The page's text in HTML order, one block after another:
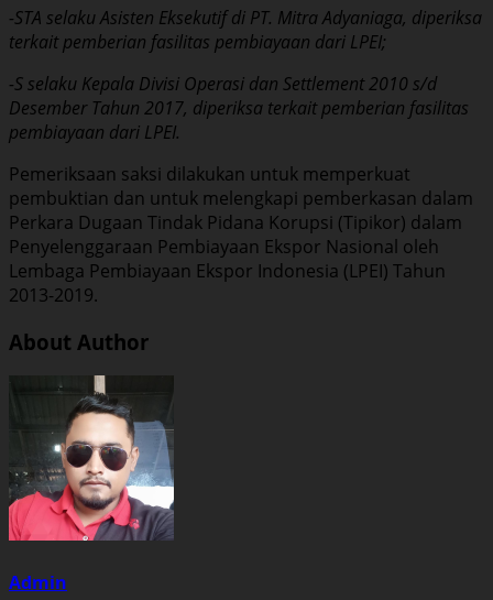
-STA selaku Asisten Eksekutif di PT. Mitra Adyaniaga, diperiksa
terkait pemberian fasilitas pembiayaan dari LPEI;
-S selaku Kepala Divisi Operasi dan Settlement 2010 s/d
Desember Tahun 2017, diperiksa terkait pemberian fasilitas
pembiayaan dari LPEI.
Pemeriksaan saksi dilakukan untuk memperkuat
pembuktian dan untuk melengkapi pemberkasan dalam
Perkara Dugaan Tindak Pidana Korupsi (Tipikor) dalam
Penyelenggaraan Pembiayaan Ekspor Nasional oleh
Lembaga Pembiayaan Ekspor Indonesia (LPEI) Tahun
2013-2019.
About Author
Admin